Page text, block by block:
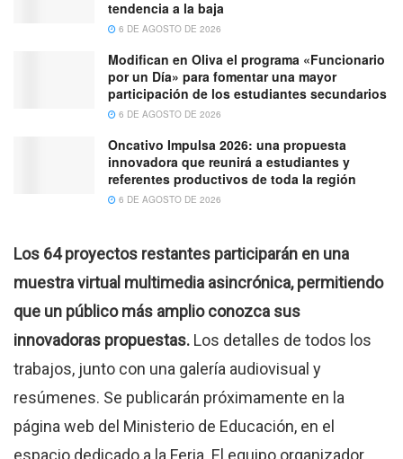
tendencia a la baja
6 DE AGOSTO DE 2026
Modifican en Oliva el programa «Funcionario
por un Día» para fomentar una mayor
participación de los estudiantes secundarios
6 DE AGOSTO DE 2026
Oncativo Impulsa 2026: una propuesta
innovadora que reunirá a estudiantes y
referentes productivos de toda la región
6 DE AGOSTO DE 2026
Los 64 proyectos restantes participarán en una
muestra virtual multimedia asincrónica, permitiendo
que un público más amplio conozca sus
innovadoras propuestas. Los detalles de todos los
trabajos, junto con una galería audiovisual y
resúmenes. Se publicarán próximamente en la
página web del Ministerio de Educación, en el
espacio dedicado a la Feria. El equipo organizador,